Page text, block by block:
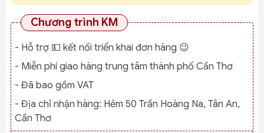
Chương trình KM
- Hỗ trợ 💵 kết nối triển khai đơn hàng 😉
- Miễn phí giao hàng trung tâm thành phố Cần Thơ
- Đã bao gồm VAT
- Địa chỉ nhận hàng: Hẻm 50 Trần Hoàng Na, Tân An,
Cần Thơ